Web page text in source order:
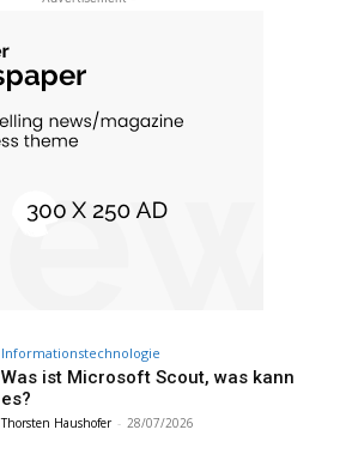
Informationstechnologie
Was ist Microsoft Scout, was kann
es?
Thorsten Haushofer - 28/07/2026